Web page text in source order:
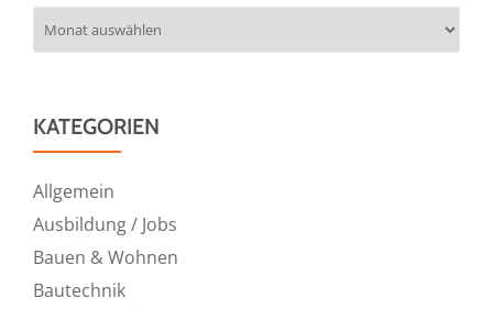
KATEGORIEN
Allgemein
Ausbildung / Jobs
Bauen & Wohnen
Bautechnik